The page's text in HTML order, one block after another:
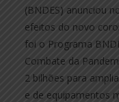
(BNDES) anunciou
efeitos do novo
foi o Programa
Combate da
2 bilhões para
e de equipamentos